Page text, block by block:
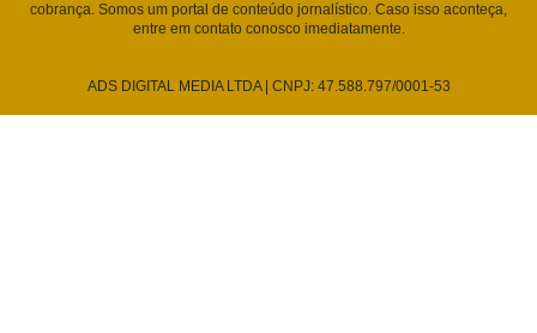
cobrança. Somos um portal de conteúdo jornalístico. Caso isso aconteça,
entre em contato conosco imediatamente.
ADS DIGITAL MEDIA LTDA | CNPJ: 47.588.797/0001-53